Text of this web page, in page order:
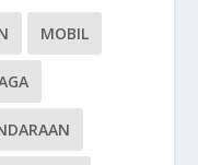
MOBIL